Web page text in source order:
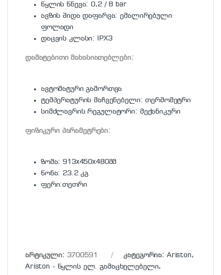
წყლის წნევა: 0,2 / 8 bar
ავზის შიდა დაფარვა: ემალირებული
ფოლადი
დაცვის კლასი: IPX3
დამატებითი მახასიათებლები:
ავტომატური გამორთვა
ტემპერატურის მაჩვენებელი: თერმომეტრი
სიმძლავრის რეგულატორი: მექანიკური
ფიზიკური პარამეტრები:
ზომა: 913x450x480მმ
წონა: 23.2 კგ
ფერი:თეთრი
არტიკული: 3700591 კატეგორია: Ariston,
Ariston - წყლის ელ. გამაცხელებელი,